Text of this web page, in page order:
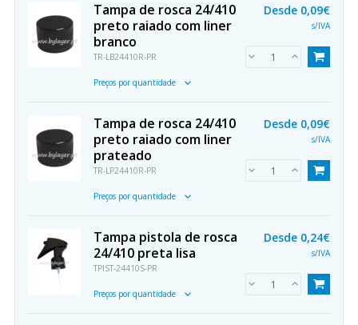
Tampa de rosca 24/410
preto raiado com liner
branco
TR-LB24410R-PR
Preços por quantidade
Desde 0,09€
s/IVA
Tampa de rosca 24/410
preto raiado com liner
prateado
TR-LP24410R-PR
Preços por quantidade
Desde 0,09€
s/IVA
Tampa pistola de rosca
24/410 preta lisa
TPIST-24410S-PR
Preços por quantidade
Desde 0,24€
s/IVA